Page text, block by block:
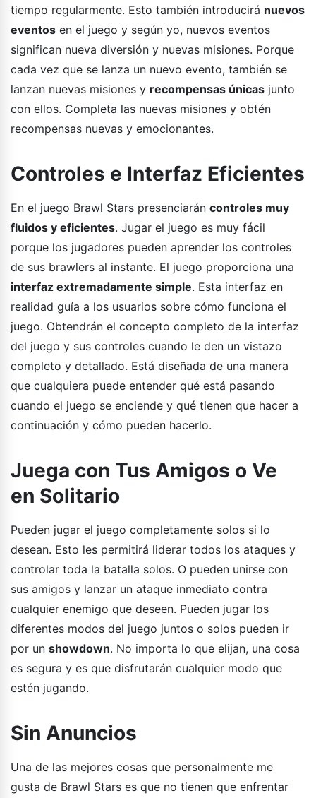
tiempo regularmente. Esto también introducirá nuevos
eventos en el juego y según yo, nuevos eventos
significan nueva diversión y nuevas misiones. Porque
cada vez que se lanza un nuevo evento, también se
lanzan nuevas misiones y recompensas únicas junto
con ellos. Completa las nuevas misiones y obtén
recompensas nuevas y emocionantes.
Controles e Interfaz Eficientes
En el juego Brawl Stars presenciarán controles muy
fluidos y eficientes. Jugar el juego es muy fácil
porque los jugadores pueden aprender los controles
de sus brawlers al instante. El juego proporciona una
interfaz extremadamente simple. Esta interfaz en
realidad guía a los usuarios sobre cómo funciona el
juego. Obtendrán el concepto completo de la interfaz
del juego y sus controles cuando le den un vistazo
completo y detallado. Está diseñada de una manera
que cualquiera puede entender qué está pasando
cuando el juego se enciende y qué tienen que hacer a
continuación y cómo pueden hacerlo.
Juega con Tus Amigos o Ve
en Solitario
Pueden jugar el juego completamente solos si lo
desean. Esto les permitirá liderar todos los ataques y
controlar toda la batalla solos. O pueden unirse con
sus amigos y lanzar un ataque inmediato contra
cualquier enemigo que deseen. Pueden jugar los
diferentes modos del juego juntos o solos pueden ir
por un showdown. No importa lo que elijan, una cosa
es segura y es que disfrutarán cualquier modo que
estén jugando.
Sin Anuncios
Una de las mejores cosas que personalmente me
gusta de Brawl Stars es que no tienen que enfrentar